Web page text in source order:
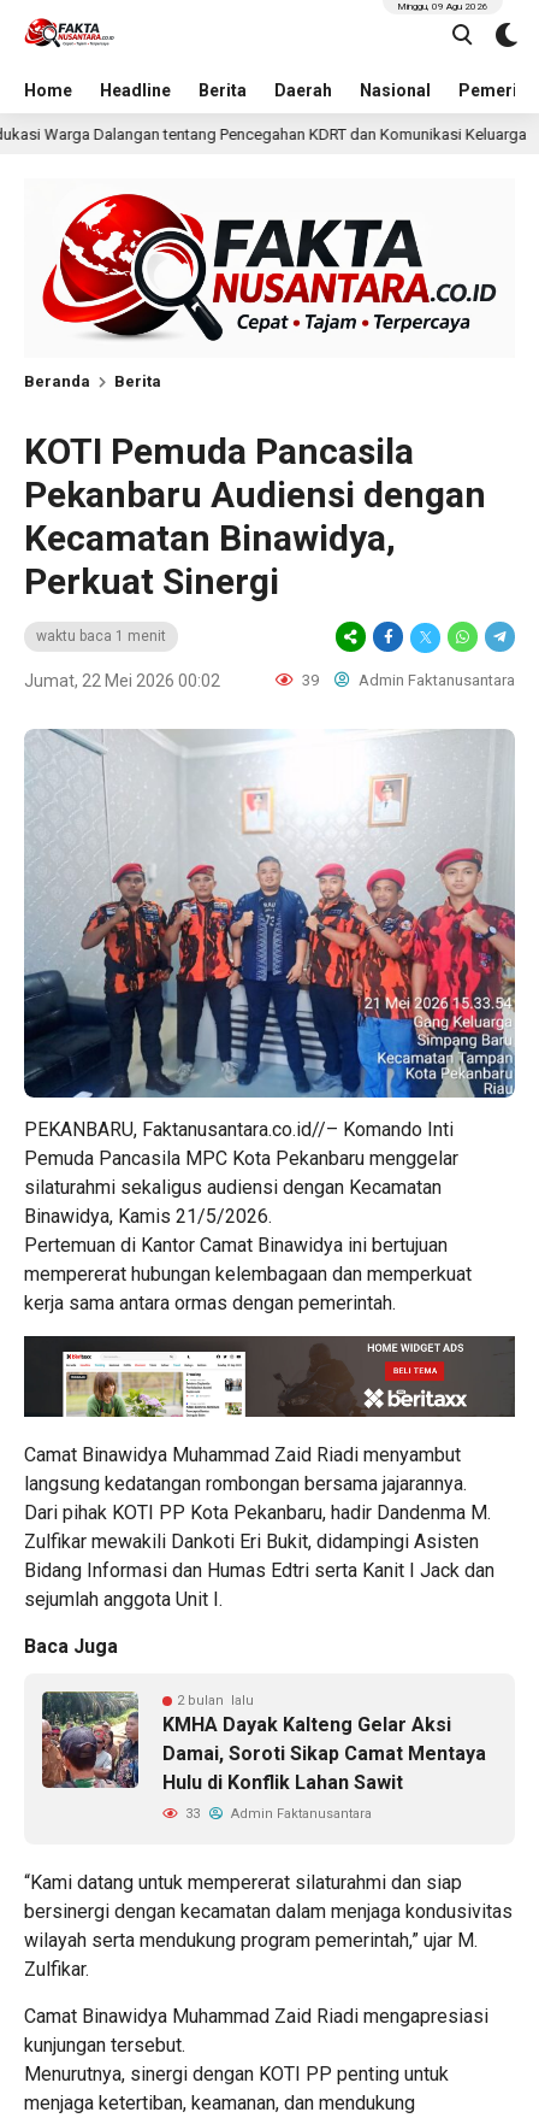
Home Headline Berita Daerah Nasional
Minggu, 09 Agu 2026
KDRT dan Komunikasi Keluarga 1 hari lalu KKN Undip
Beranda Berita
KOTI Pemuda Pancasila
Pekanbaru Audiensi dengan
Kecamatan Binawidya,
Perkuat Sinergi
waktu baca 1 menit
Jumat, 22 Mei 2026 00:02 39 Admin Faktanusantara
PEKANBARU, Faktanusantara.co.id//– Komando Inti
Pemuda Pancasila MPC Kota Pekanbaru menggelar
silaturahmi sekaligus audiensi dengan Kecamatan
Binawidya, Kamis 21/5/2026.
Pertemuan di Kantor Camat Binawidya ini bertujuan
mempererat hubungan kelembagaan dan memperkuat
kerja sama antara ormas dengan pemerintah.
Camat Binawidya Muhammad Zaid Riadi menyambut
langsung kedatangan rombongan bersama jajarannya.
Dari pihak KOTI PP Kota Pekanbaru, hadir Dandenma M.
Zulfikar mewakili Dankoti Eri Bukit, didampingi Asisten
Bidang Informasi dan Humas Edtri serta Kanit I Jack dan
sejumlah anggota Unit I.
Baca Juga
2 bulan lalu
KMHA Dayak Kalteng Gelar Aksi
Damai, Soroti Sikap Camat Mentaya
Hulu di Konflik Lahan Sawit
33 Admin Faktanusantara
“Kami datang untuk mempererat silaturahmi dan siap
bersinergi dengan kecamatan dalam menjaga kondusivitas
wilayah serta mendukung program pemerintah,” ujar M.
Zulfikar.
Camat Binawidya Muhammad Zaid Riadi mengapresiasi
kunjungan tersebut.
Menurutnya, sinergi dengan KOTI PP penting untuk
menjaga ketertiban, keamanan, dan mendukung